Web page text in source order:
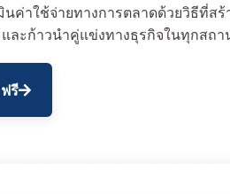
ค่าใช้จ่ายทางการตลาดด้วยวิธีที่สร้
และก้าวนำคู่แข่งทางธุรกิจในทุกสถ
รี